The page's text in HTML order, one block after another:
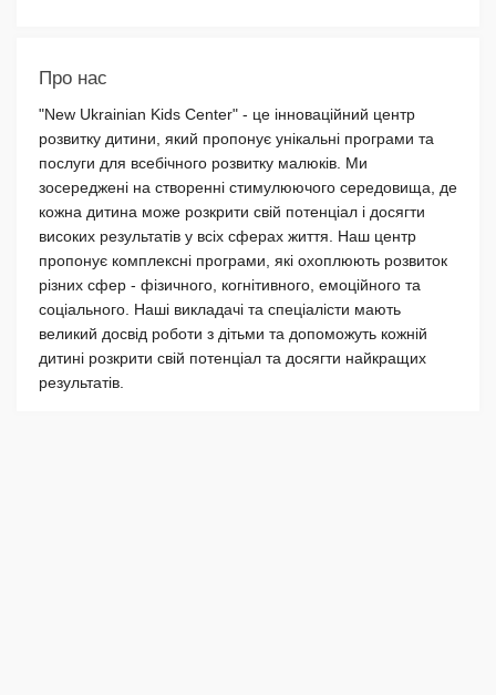
Про нас
"New Ukrainian Kids Center" - це інноваційний центр
розвитку дитини, який пропонує унікальні програми та
послуги для всебічного розвитку малюків. Ми
зосереджені на створенні стимулюючого середовища, де
кожна дитина може розкрити свій потенціал і досягти
високих результатів у всіх сферах життя. Наш центр
пропонує комплексні програми, які охоплюють розвиток
різних сфер - фізичного, когнітивного, емоційного та
соціального. Наші викладачі та спеціалісти мають
великий досвід роботи з дітьми та допоможуть кожній
дитині розкрити свій потенціал та досягти найкращих
результатів.